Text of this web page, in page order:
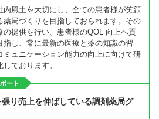
内風土を大切にし、全ての患者様が笑顔
薬局づくりを目指しておられます。その
の提供を行い、患者様のQOL 向上へ貢
し、常に最新の医療と薬の知識の習
ミュニケーション能力の向上に向けて研
ております。
ート
り売上を伸ばしている調剤薬局グ